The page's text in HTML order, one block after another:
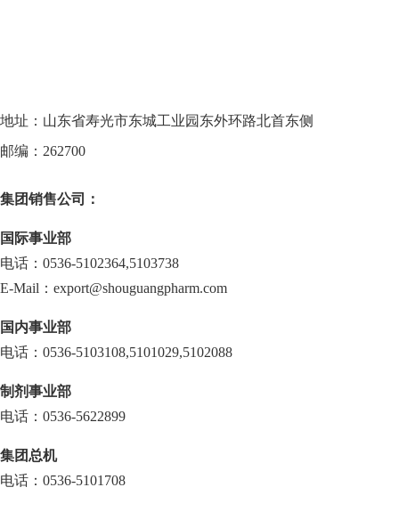
地址：山东省寿光市东城工业园东外环路北首东侧
邮编：262700
集团销售公司：
国际事业部
电话：0536-5102364,5103738
E-Mail：export@shouguangpharm.com
国内事业部
电话：0536-5103108,5101029,5102088
制剂事业部
电话：0536-5622899
集团总机
电话：0536-5101708